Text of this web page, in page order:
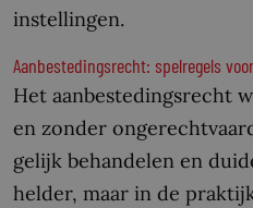
instellingen.
Aanbestedingsrecht: spelregels
Het aanbestedingsrecht
en zonder
gelijk behandelen en
helder, maar in de